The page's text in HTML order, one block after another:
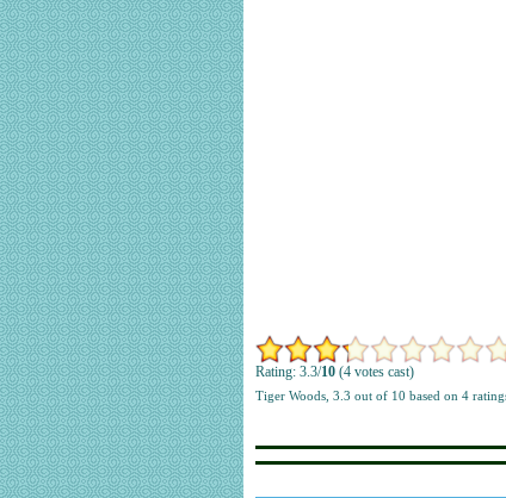
Rating: 3.3/10 (4 votes cast)
Tiger Woods 3.3 out of 10 based on 4